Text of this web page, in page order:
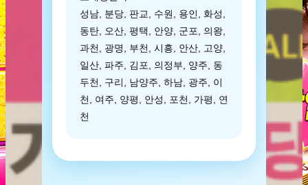
성남, 분당, 판교, 수원, 용인, 화성,
동탄, 오산, 평택, 안양, 군포, 의왕,
과천, 광명, 부천, 시흥, 안산, 고양,
일산, 파주, 김포, 의정부, 양주, 동
두천, 구리, 남양주, 하남, 광주, 이
천, 여주, 양평, 안성, 포천, 가평, 연
천